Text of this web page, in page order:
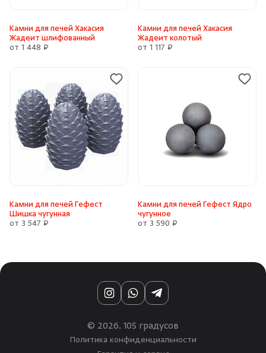
Камни для печей Хакасия
Жадеит шлифованный
от 1 448 ₽
Камни для печей Хакасия
Жадеит колотый
от 1 117 ₽
Камни для печей Гефест
Шишка чугунная
от 3 547 ₽
Камни для печей Гефест Ядро
чугунное
от 3 590 ₽
InstagramWhatsAppTelegram
© 2026. 105 градусов
Политика конфиденциальности